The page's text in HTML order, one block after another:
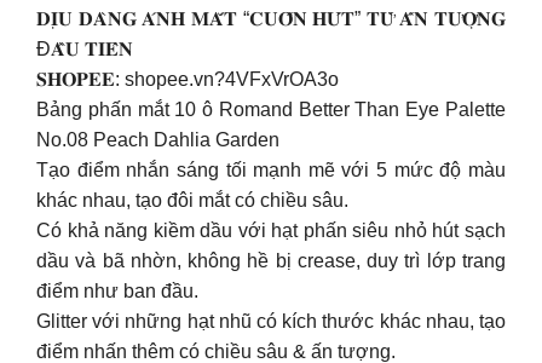
𝐃𝐈̣𝐔 𝐃𝐀̀𝐍𝐆 𝐀́𝐍𝐇 𝐌𝐀̆́𝐓 “𝐂𝐔𝐎̂́𝐍 𝐇𝐔́𝐓” 𝐓𝐔̛̀ 𝐀̂́𝐍 𝐓𝐔̛𝐎̛̣𝐍𝐆
Đ𝐀̂̀𝐔 𝐓𝐈𝐄̂𝐍
𝐒𝐇𝐎𝐏𝐄𝐄: shopee.vn?4VFxVrOA3o
Bảng phấn mắt 10 ô Romand Better Than Eye Palette
No.08 Peach Dahlia Garden
Tạo điểm nhắn sáng tối mạnh mẽ với 5 mức độ màu
khác nhau, tạo đôi mắt có chiều sâu.
Có khả năng kiềm dầu với hạt phấn siêu nhỏ hút sạch
dầu và bã nhờn, không hề bị crease, duy trì lớp trang
điểm như ban đầu.
Glitter với những hạt nhũ có kích thước khác nhau, tạo
điểm nhấn thêm có chiều sâu & ấn tượng.